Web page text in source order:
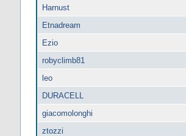
Harnust
Etnadream
Ezio
robyclimb81
leo
DURACELL
giacomolonghi
ztozzi